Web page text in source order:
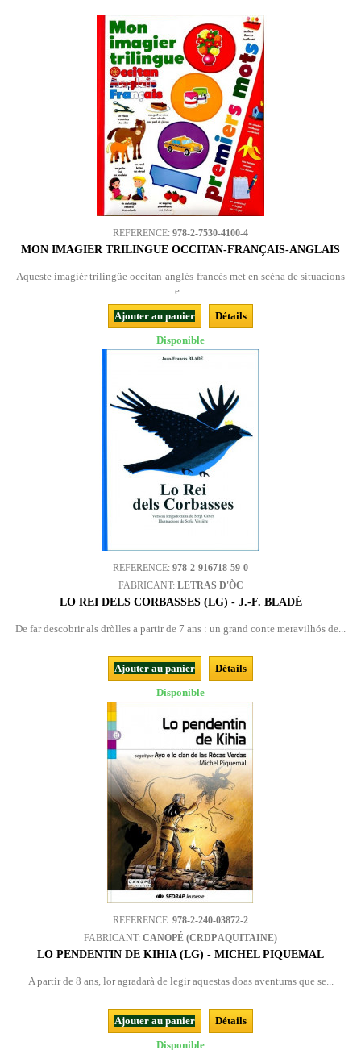
REFERENCE: 978-2-7530-4100-4
MON IMAGIER TRILINGUE OCCITAN-FRANÇAIS-ANGLAIS
Aqueste imagièr trilingüe occitan-anglés-francés met en scèna de situacions
e...
Ajouter au panier
Détails
Disponible
REFERENCE: 978-2-916718-59-0
FABRICANT: LETRAS D'ÒC
LO REI DELS CORBASSES (LG) - J.-F. BLADÉ
De far descobrir als dròlles a partir de 7 ans : un grand conte meravilhós de...
Ajouter au panier
Détails
Disponible
REFERENCE: 978-2-240-03872-2
FABRICANT: CANOPÉ (CRDP AQUITAINE)
LO PENDENTIN DE KIHIA (LG) - MICHEL PIQUEMAL
A partir de 8 ans, lor agradarà de legir aquestas doas aventuras que se...
Ajouter au panier
Détails
Disponible